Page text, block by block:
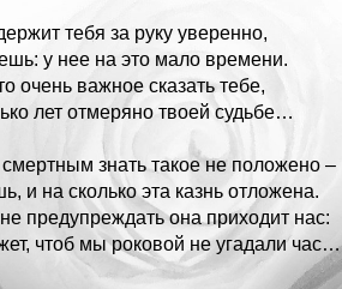
тебя за руку уверенно,
у нее на это мало времени.
очень важное сказать тебе,
лет отмеряно твоей судьбе…
знать такое не положено –
и на сколько эта казнь отложена.
предупреждать она приходит нас:
чтоб мы роковой не угадали час…